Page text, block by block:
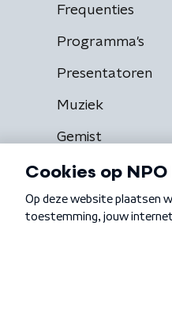
Frequenties
Programma's
Presentatoren
Muziek
Gemist
Algemene